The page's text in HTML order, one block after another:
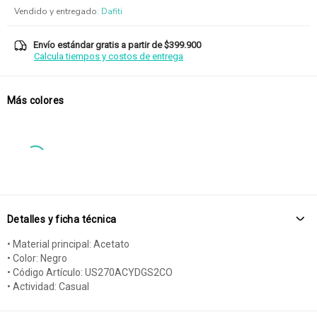
Vendido y entregado: Dafiti
Envío estándar gratis a partir de $399.900
Calcula tiempos y costos de entrega
Más colores
Detalles y ficha técnica
• Material principal: Acetato
• Color: Negro
• Código Artículo: US270ACYDGS2CO
• Actividad: Casual